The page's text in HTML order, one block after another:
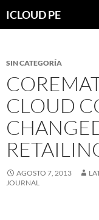
hacia
ICLOUD PE
SIN CATEGORÍA
CLOUD
AGOSTO 7, 2013
JOURNAL